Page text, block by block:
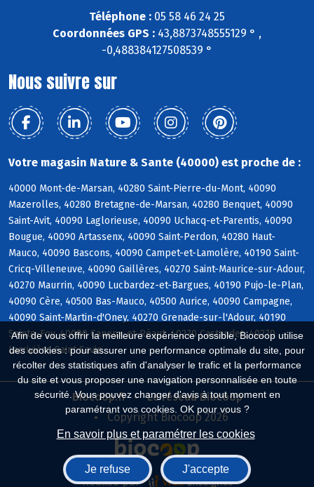
Afin de vous offrir la meilleure expérience possible, Biocoop utilise
des cookies : pour assurer une performance optimale du site, pour
récolter des statistiques afin d'analyser le trafic et la performance
du site et vous proposer une navigation personnalisée en toute
sécurité. Vous pouvez changer d'avis à tout moment en
paramétrant vos cookies. OK pour vous ?
En savoir plus et paramétrer les cookies
Je refuse J'accepte
Téléphone : 05 58 46 24 25
Coordonnées GPS : 43,8873748555129 ° ,
-0,488384127508539 °
Nous suivre sur
Votre magasin Nature & Sante (40000) est proche de :
40000 Mont-de-Marsan, 40280 Saint-Pierre-du-Mont, 40090
Mazerolles, 40280 Bretagne-de-Marsan, 40280 Benquet, 40090
Saint-Avit, 40090 Laglorieuse, 40090 Uchacq-et-Parentis, 40090
Bougue, 40090 Artassenx, 40090 Saint-Perdon, 40280 Haut-
Mauco, 40090 Bascons, 40090 Campet-et-Lamolère, 40190 Saint-
Cricq-Villeneuve, 40090 Gaillères, 40270 Saint-Maurice-sur-Adour,
40270 Maurrin, 40090 Lucbardez-et-Bargues, 40190 Pujo-le-Plan,
40090 Cère, 40500 Bas-Mauco, 40500 Aurice, 40090 Campagne,
40090 Saint-Martin-d'Oney, 40270 Grenade-sur-l'Adour, 40190
Sainte-Foy, 40090 Canenx-et-Réaut, 40270 Castandet, 40270
Larrivière-Saint-Savin
Biocoop.fr
Le réseau Biocoop
Copyright Biocoop 2026
Réalisé par